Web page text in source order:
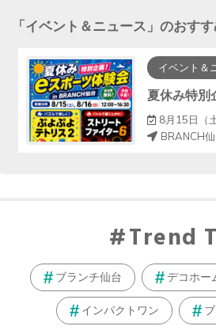
「イベント＆ニュース 」のおす
イベント＆
8月15日（土）
BRANCH
Trend
ブランチ仙台 デコホー
インパクトワン